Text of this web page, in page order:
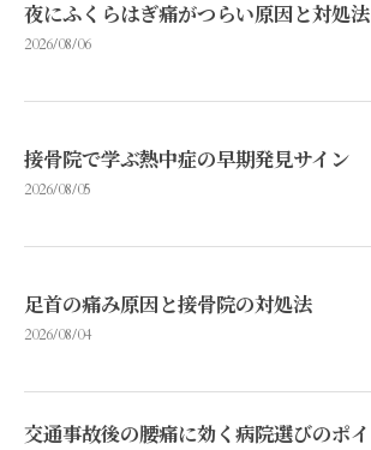
夜にふくらはぎ痛がつらい原因と対処法
2026/08/06
接骨院で学ぶ熱中症の早期発見サイン
2026/08/05
足首の痛み原因と接骨院の対処法
2026/08/04
交通事故後の腰痛に効く病院選びのポイ